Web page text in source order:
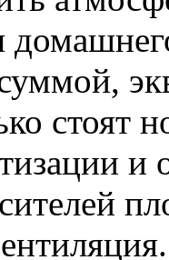
суммой,
стоят
и